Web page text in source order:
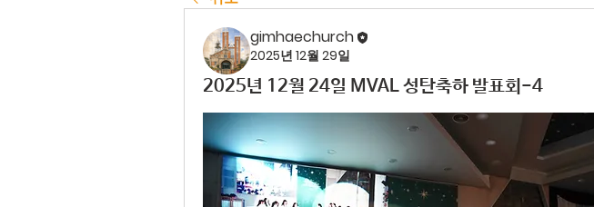
gimhaechurch
2025년 12월 29일
2025년 12월 24일 MVAL 성탄축하 발표회-4